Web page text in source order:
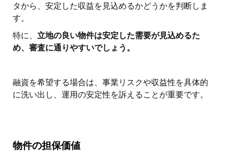
タから、安定した収益を見込めるかどうかを判断しま
す。
特に、 立地の良い物件は安定した需要が見込めるた
め、審査に通りやすいでしょう。
融資を希望する場合は、事業リスクや収益性を具体的
に洗い出し、運用の安定性を訴えることが重要です。
物件の担保価値